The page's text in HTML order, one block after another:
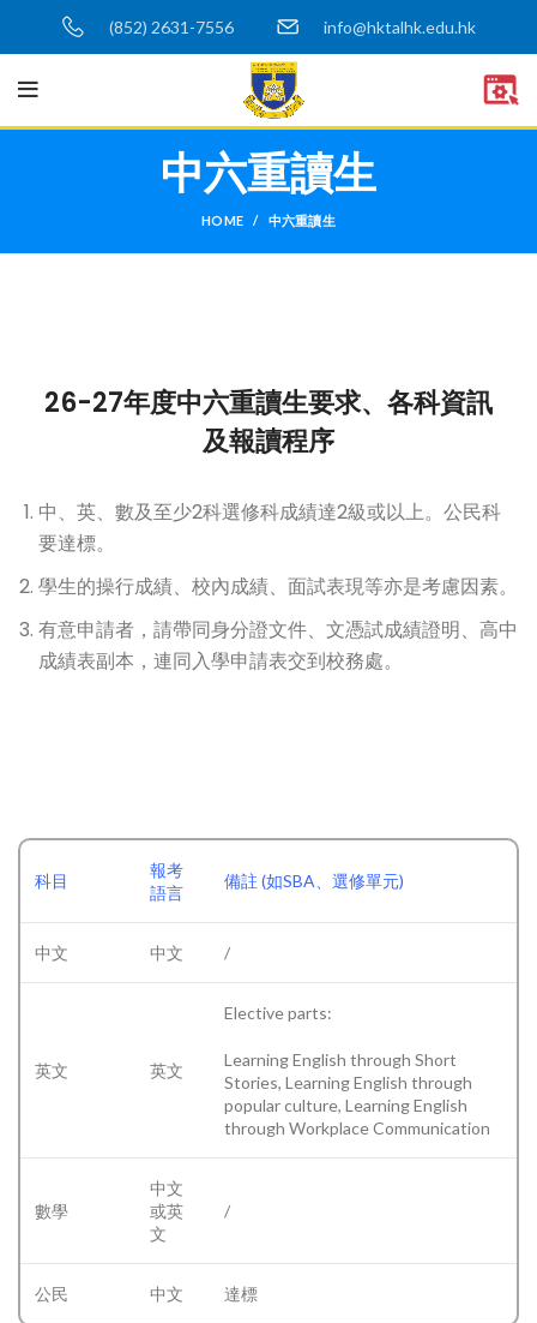
(852) 2631-7556 info@hktalhk.edu.hk
中六重讀生
HOME 中六重讀生
26-27年度中六重讀生要求、各科資訊
及報讀程序
中、英、數及至少2科選修科成績達2級或以上。公民科
要達標。
學生的操行成績、校內成績、面試表現等亦是考慮因素。
有意申請者，請帶同身分證文件、文憑試成績證明、高中
成績表副本，連同入學申請表交到校務處。
科目
報考
語言
備註 (如SBA、選修單元)
中文 中文 /
英文 英文
Elective parts:
Learning English through Short
Stories, Learning English through
popular culture, Learning English
through Workplace Communication
數學
中文
或英
文
/
公民 中文 達標